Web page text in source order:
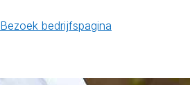
Bezoek bedrijfspagina